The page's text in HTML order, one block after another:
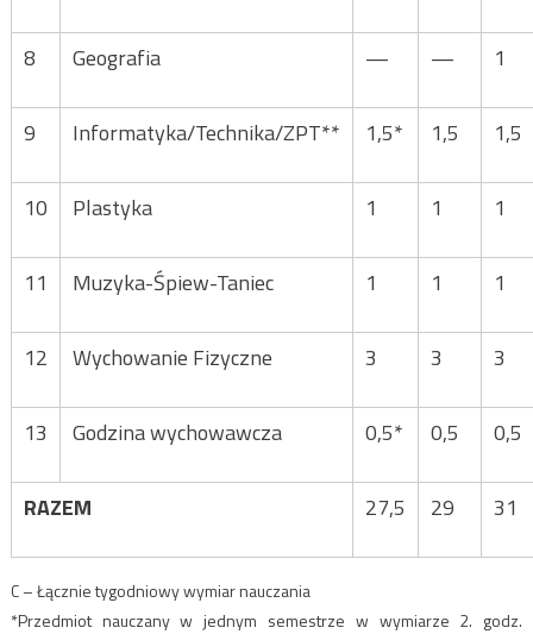
8 Geografia — — 1
9 Informatyka/Technika/ZPT** 1,5* 1,5 1,5
10 Plastyka 1 1 1
11 Muzyka-Śpiew-Taniec 1 1 1
12 Wychowanie Fizyczne 3 3 3
13 Godzina wychowawcza 0,5* 0,5 0,5
RAZEM 27,5 29 31
C – Łącznie tygodniowy wymiar nauczania
*Przedmiot nauczany w jednym semestrze w wymiarze 2. godz.